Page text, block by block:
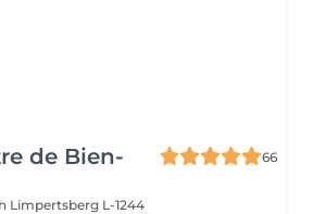
de Bien-
66
Limpertsberg L-1244